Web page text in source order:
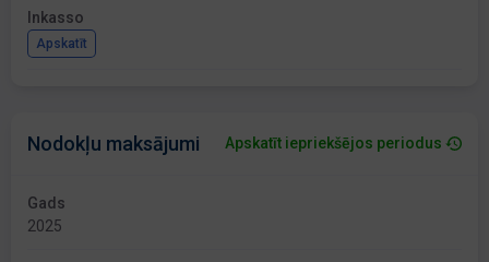
Inkasso
Apskatīt
Nodokļu maksājumi Apskatīt iepriekšējos periodus
Gads
2025